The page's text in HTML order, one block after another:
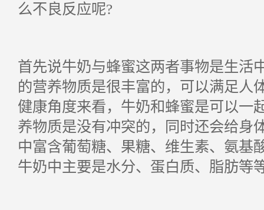
么不良反应呢?
首先说牛奶与蜂蜜这两者事物是生活
的营养物质是很丰富的，可以满足人
健康角度来看，牛奶和蜂蜜是可以一
养物质是没有冲突的，同时还会给身
中富含葡萄糖、果糖、维生素、氨基
牛奶中主要是水分、蛋白质、脂肪等